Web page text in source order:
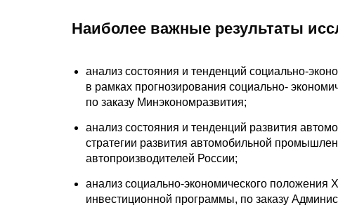
Наиболее важные результаты
анализ состояния и тенденций социально-
в рамках прогнозирования социально-
по заказу Минэкономразвития;
анализ состояния и тенденций развития
стратегии развития автомобильной
автопроизводителей России;
анализ социально-экономического положения
инвестиционной программы, по заказу